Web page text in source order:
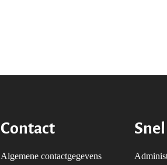
Contact
Algemene contactgegevens